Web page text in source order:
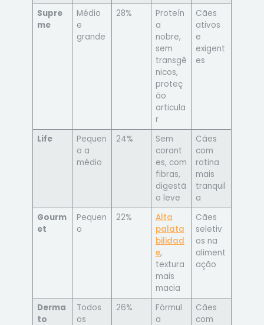
Supre
me
Médio
e
grande
28%
Proteín
a
nobre,
sem
transgê
nicos,
proteç
ão
articula
r
Cães
ativos
e
exigent
es
Life
Pequen
o a
médio
24%
Sem
corant
es, com
fibras,
digestã
o leve
Cães
com
rotina
mais
tranquil
a
Gourm
et
Pequen
o
22%
Alta
palata
bilidad
e,
textura
mais
macia
Cães
seletiv
os na
aliment
ação
Derma
to
Todos
os
26%
Fórmul
a
Cães
com